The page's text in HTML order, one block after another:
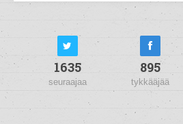
1635
seuraajaa
895
tykkääjää